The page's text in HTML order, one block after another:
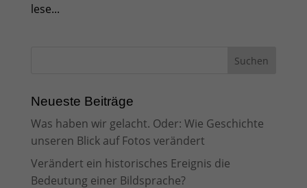
lese...
Neueste Beiträge
Was haben wir gelacht. Oder: Wie Geschichte
unseren Blick auf Fotos verändert
Verändert ein historisches Ereignis die
Bedeutung einer Bildsprache?